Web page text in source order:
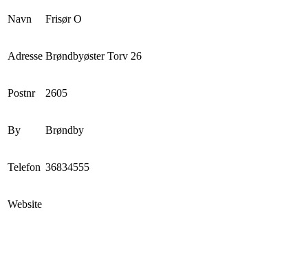
Navn Frisør O
Adresse Brøndbyøster Torv 26
Postnr 2605
By Brøndby
Telefon 36834555
Website